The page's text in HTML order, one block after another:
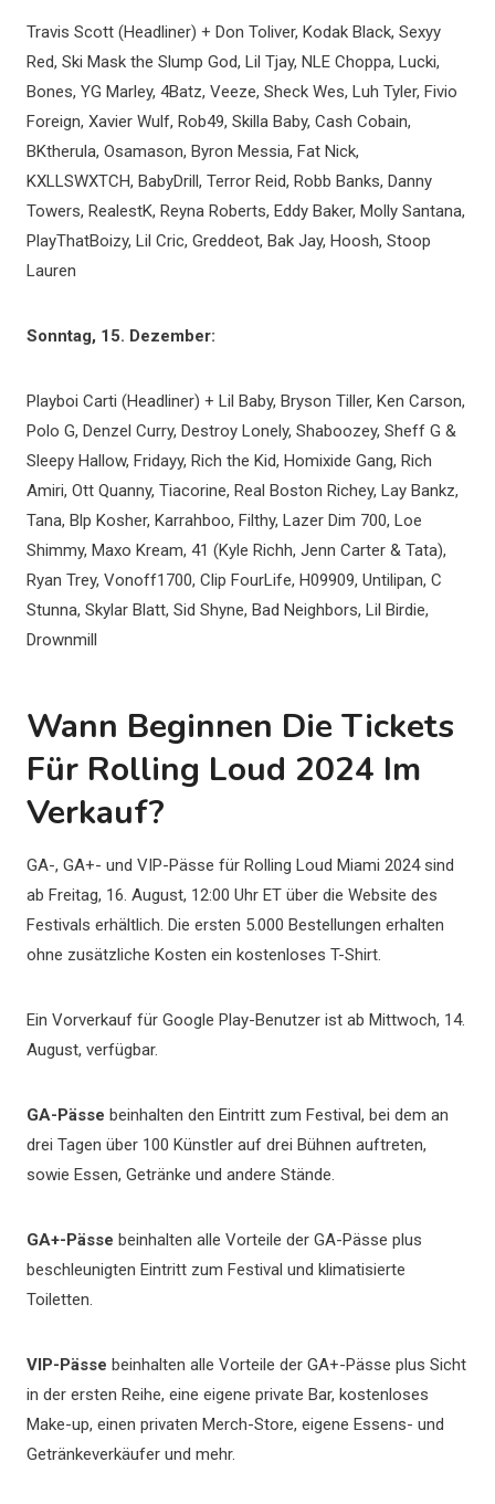
Travis Scott (Headliner) + Don Toliver, Kodak Black, Sexyy
Red, Ski Mask the Slump God, Lil Tjay, NLE Choppa, Lucki,
Bones, YG Marley, 4Batz, Veeze, Sheck Wes, Luh Tyler, Fivio
Foreign, Xavier Wulf, Rob49, Skilla Baby, Cash Cobain,
BKtherula, Osamason, Byron Messia, Fat Nick,
KXLLSWXTCH, BabyDrill, Terror Reid, Robb Banks, Danny
Towers, RealestK, Reyna Roberts, Eddy Baker, Molly Santana,
PlayThatBoizy, Lil Cric, Greddeot, Bak Jay, Hoosh, Stoop
Lauren
Sonntag, 15. Dezember:
Playboi Carti (Headliner) + Lil Baby, Bryson Tiller, Ken Carson,
Polo G, Denzel Curry, Destroy Lonely, Shaboozey, Sheff G &
Sleepy Hallow, Fridayy, Rich the Kid, Homixide Gang, Rich
Amiri, Ott Quanny, Tiacorine, Real Boston Richey, Lay Bankz,
Tana, Blp Kosher, Karrahboo, Filthy, Lazer Dim 700, Loe
Shimmy, Maxo Kream, 41 (Kyle Richh, Jenn Carter & Tata),
Ryan Trey, Vonoff1700, Clip FourLife, H09909, Untilipan, C
Stunna, Skylar Blatt, Sid Shyne, Bad Neighbors, Lil Birdie,
Drownmill
Wann Beginnen Die Tickets
Für Rolling Loud 2024 Im
Verkauf?
GA-, GA+- und VIP-Pässe für Rolling Loud Miami 2024 sind
ab Freitag, 16. August, 12:00 Uhr ET über die Website des
Festivals erhältlich. Die ersten 5.000 Bestellungen erhalten
ohne zusätzliche Kosten ein kostenloses T-Shirt.
Ein Vorverkauf für Google Play-Benutzer ist ab Mittwoch, 14.
August, verfügbar.
GA-Pässe beinhalten den Eintritt zum Festival, bei dem an
drei Tagen über 100 Künstler auf drei Bühnen auftreten,
sowie Essen, Getränke und andere Stände.
GA+-Pässe beinhalten alle Vorteile der GA-Pässe plus
beschleunigten Eintritt zum Festival und klimatisierte
Toiletten.
VIP-Pässe beinhalten alle Vorteile der GA+-Pässe plus Sicht
in der ersten Reihe, eine eigene private Bar, kostenloses
Make-up, einen privaten Merch-Store, eigene Essens- und
Getränkeverkäufer und mehr.